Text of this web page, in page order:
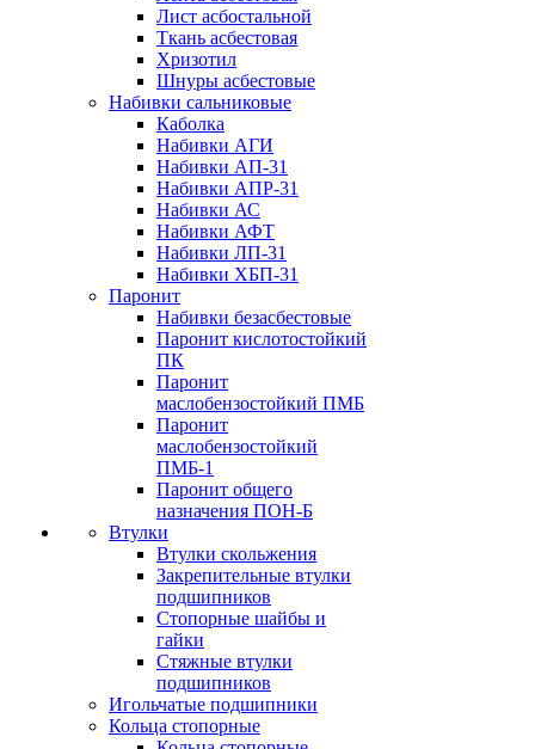
Лист асбостальной
Ткань асбестовая
Хризотил
Шнуры асбестовые
Набивки сальниковые
Каболка
Набивки АГИ
Набивки АП-31
Набивки АПР-31
Набивки АС
Набивки АФТ
Набивки ЛП-31
Набивки ХБП-31
Паронит
Набивки безасбестовые
Паронит кислотостойкий
ПК
Паронит
маслобензостойкий ПМБ
Паронит
маслобензостойкий
ПМБ-1
Паронит общего
назначения ПОН-Б
Втулки
Втулки скольжения
Закрепительные втулки
подшипников
Стопорные шайбы и
гайки
Стяжные втулки
подшипников
Игольчатые подшипники
Кольца стопорные